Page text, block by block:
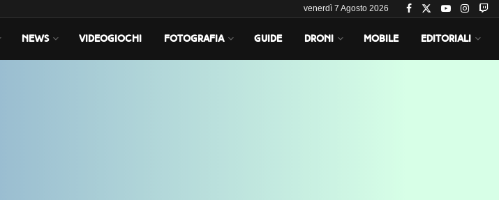
venerdì 7 Agosto 2026
NEWS VIDEOGIOCHI FOTOGRAFIA GUIDE DRONI MOBILE EDITORIALI